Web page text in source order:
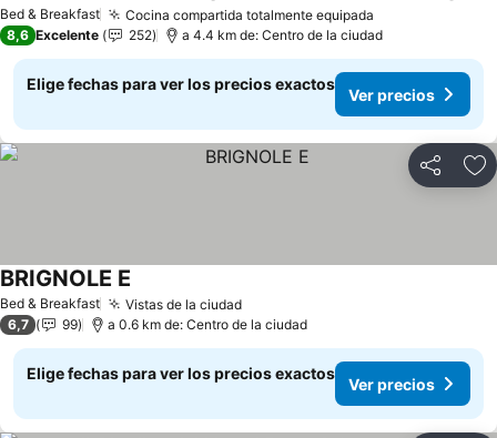
Bed & Breakfast Cocina compartida totalmente equipada
8,6 Excelente 252 a 4.4 km de: Centro de la ciudad
Elige fechas para ver los precios exactos
Ver precios
Compartir
Bed & Breakfast Vistas de la ciudad
BRIGNOLE E
6,7 99 a 0.6 km de: Centro de la ciudad
Elige fechas para ver los precios exactos
Ver precios